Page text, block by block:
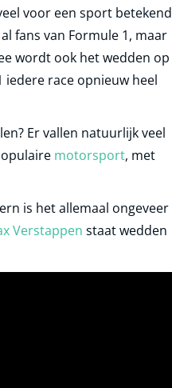
voor een sport betekend
fans van Formule 1, maar
wordt ook het wedden op
iedere race opnieuw heel
Er vallen natuurlijk veel
motorsport, met
is het allemaal ongeveer
Verstappen staat wedden